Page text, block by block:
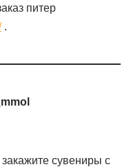
питер
.
сувениры с